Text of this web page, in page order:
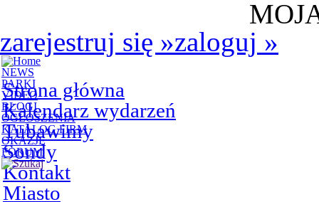
zarejestruj się »zaloguj »
NEWS
PARKI
VIDEO
BLOGI
OGŁOSZENIA
KATALOG FIRM
OKAZJE
FORUM
Strona główna
Kalendarz wydarzeń
Tubawimy
Sondy
Kontakt
Miasto